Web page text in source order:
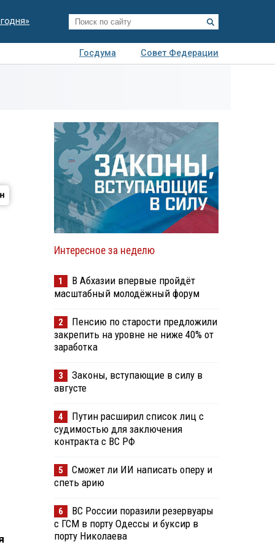
Госдума
Совет Федерации
Интересное за неделю
1
В Абхазии впервые пройдёт
масштабный молодёжный форум
2
Пенсию по старости предложили
закрепить на уровне не ниже 40% от
заработка
3
Законы, вступающие в силу в
августе
4
Путин расширил список лиц с
судимостью для заключения
контракта с ВС РФ
5
Сможет ли ИИ написать оперу и
спеть арию
6
ВС России поразили резервуары
с ГСМ в порту Одессы и буксир в
порту Николаева